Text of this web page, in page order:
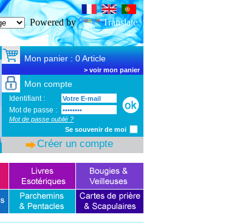
Powered by Translate
Mon panier : 0 Article
> voir mon panier
Mon compte
Identifiant :
Mot de passe :
Mot de passe oublié ?
Se souvenir de moi
Créer un compte